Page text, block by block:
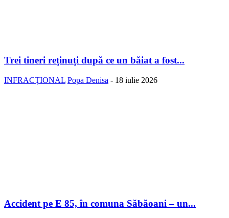
Trei tineri reținuți după ce un băiat a fost...
INFRACȚIONAL Popa Denisa - 18 iulie 2026
Accident pe E 85, în comuna Săbăoani – un...